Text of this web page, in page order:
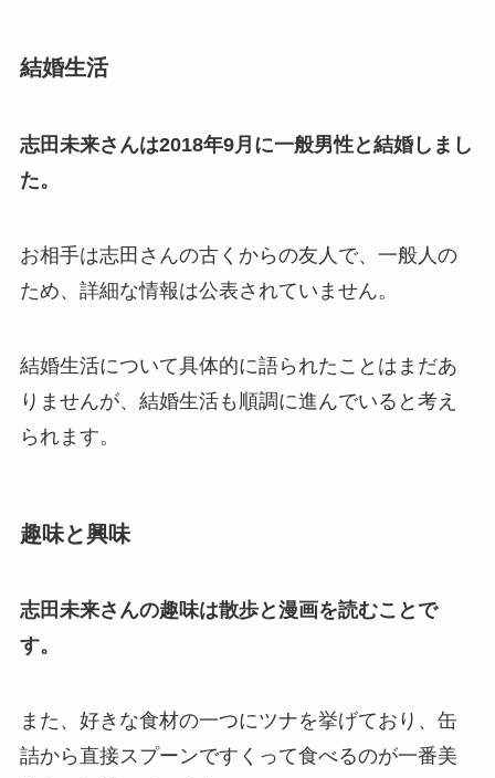
結婚生活
志田未来さんは2018年9月に一般男性と結婚しまし
た。
お相手は志田さんの古くからの友人で、一般人の
ため、詳細な情報は公表されていません。
結婚生活について具体的に語られたことはまだあ
りませんが、結婚生活も順調に進んでいると考え
られます。
趣味と興味
志田未来さんの趣味は散歩と漫画を読むことで
す。
また、好きな食材の一つにツナを挙げており、缶
詰から直接スプーンですくって食べるのが一番美